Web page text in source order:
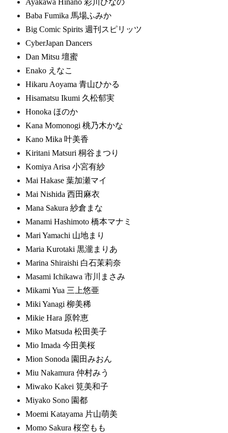
Ayakawa Hinano 彩川ひなの
Baba Fumika 馬場ふみか
Big Comic Spirits 週刊スピリッツ
CyberJapan Dancers
Dan Mitsu 壇蜜
Enako えなこ
Hikaru Aoyama 青山ひかる
Hisamatsu Ikumi 久松郁実
Honoka ほのか
Kana Momonogi 桃乃木かな
Kano Mika 叶美香
Kiritani Matsuri 桐谷まつり
Komiya Arisa 小宮有紗
Mai Hakase 葉加瀬マイ
Mai Nishida 西田麻衣
Mana Sakura 紗倉まな
Manami Hashimoto 橋本マナミ
Mari Yamachi 山地まり
Maria Kurotaki 黒瀧まりあ
Marina Shiraishi 白石茉莉奈
Masami Ichikawa 市川まさみ
Mikami Yua 三上悠亜
Miki Yanagi 柳美稀
Mikie Hara 原幹恵
Miko Matsuda 松田美子
Mio Imada 今田美桜
Mion Sonoda 園田みおん
Miu Nakamura 仲村みう
Miwako Kakei 筧美和子
Miyako Sono 園都
Moemi Katayama 片山萌美
Momo Sakura 桜空もも